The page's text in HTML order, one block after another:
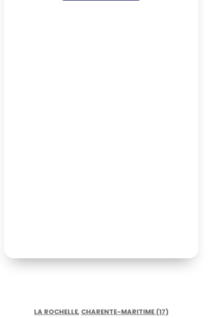
LA ROCHELLE, CHARENTE-MARITIME (17)